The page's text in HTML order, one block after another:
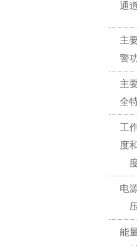
通
主
警
主
全
工
度
电
能